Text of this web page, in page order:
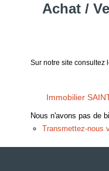
Achat /
Sur notre site consultez
Immobilier
Nous n'avons pas de
Transmettez-nous